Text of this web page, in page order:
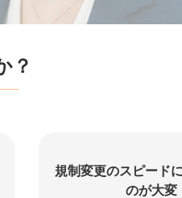
？
規制変更のスピード
のが大変